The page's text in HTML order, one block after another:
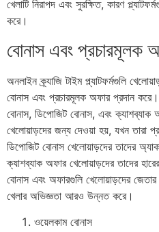
খেলাটি নিরাপদ এবং সুরক্ষিত, কারণ
করে।
বোনাস এবং প্রচারমূলক
অনলাইন ক্র্যাজি টাইম প্ল্যাটফর্মগুলি
বোনাস এবং প্রচারমূলক অফার প্রদান
বোনাস, ডিপোজিট বোনাস, এবং
খেলোয়াড়দের জন্য দেওয়া হয়, যখন তারা
ডিপোজিট বোনাস খেলোয়াড়দের তাদের
ক্যাশব্যাক অফার খেলোয়াড়দের তাদের
বোনাস এবং অফারগুলি খেলোয়াড়দের জেতার
খেলার অভিজ্ঞতা আরও উন্নত করে।
ওয়েলকাম বোনাস